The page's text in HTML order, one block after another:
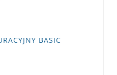
BASIC